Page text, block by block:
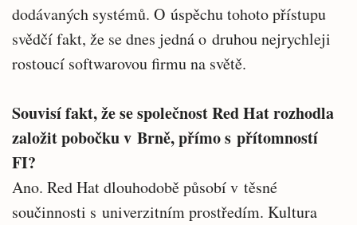
dodávaných systémů. O úspěchu tohoto přístupu
svědčí fakt, že se dnes jedná o druhou nejrychleji
rostoucí softwarovou firmu na světě.
Souvisí fakt, že se společnost Red Hat rozhodla
založit pobočku v Brně, přímo s přítomností
FI?
Ano. Red Hat dlouhodobě působí v těsné
součinnosti s univerzitním prostředím. Kultura